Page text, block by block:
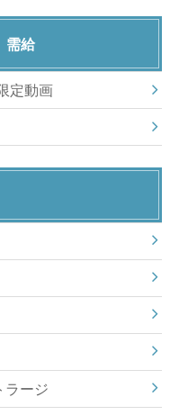
需給
定動画
ラージ